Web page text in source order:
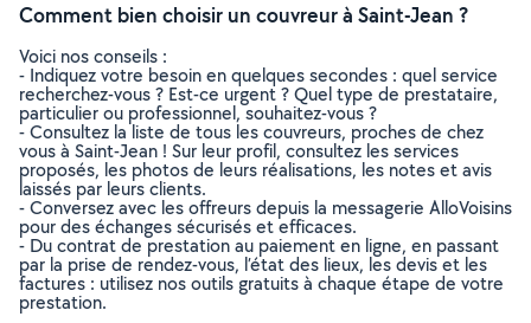
Comment bien choisir un couvreur à Saint-Jean ?
Voici nos conseils :
- Indiquez votre besoin en quelques secondes : quel service
recherchez-vous ? Est-ce urgent ? Quel type de prestataire,
particulier ou professionnel, souhaitez-vous ?
- Consultez la liste de tous les couvreurs, proches de chez
vous à Saint-Jean ! Sur leur profil, consultez les services
proposés, les photos de leurs réalisations, les notes et avis
laissés par leurs clients.
- Conversez avec les offreurs depuis la messagerie AlloVoisins
pour des échanges sécurisés et efficaces.
- Du contrat de prestation au paiement en ligne, en passant
par la prise de rendez-vous, l’état des lieux, les devis et les
factures : utilisez nos outils gratuits à chaque étape de votre
prestation.